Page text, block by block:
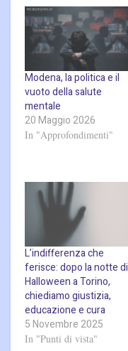
Modena, la politica e il
vuoto della salute
mentale
20 Maggio 2026
In "Approfondimenti"
L’indifferenza che
ferisce: dopo la notte di
Halloween a Torino,
chiediamo giustizia,
educazione e cura
5 Novembre 2025
In "Punti di vista"